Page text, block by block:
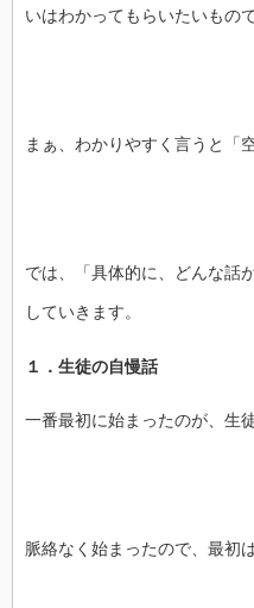
いはわかってもらいたいもの
まぁ、わかりやすく言うと「
では、「具体的に、どんな話
していきます。
１．生徒の自慢話
一番最初に始まったのが、生
脈絡なく始まったので、最初